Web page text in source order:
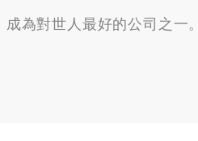
成為對世人最好的公司之一。